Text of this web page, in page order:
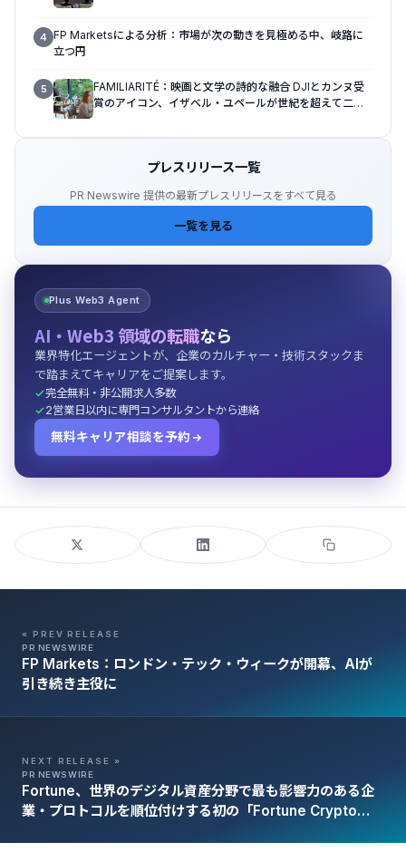
4 FP Marketsによる分析：市場が次の動きを見極める中、岐路に
立つ円
5
FAMILIARITÉ：映画と文学の詩的な融合 DJIとカンヌ受
賞のアイコン、イザベル・ユペールが世紀を超えて二人
影
プレスリリース一覧
PR Newswire 提供の最新プレスリリースをすべて見る
一覧を見る
Plus Web3 Agent
AI・Web3 領域の転職なら
業界特化エージェントが、企業のカルチャー・技術スタックま
で踏まえてキャリアをご提案します。
完全無料・非公開求人多数
2営業日以内に専門コンサルタントから連絡
無料キャリア相談を予約
« PREV RELEASE
PR NEWSWIRE
FP Markets：ロンドン・テック・ウィークが開幕、AIが
引き続き主役に
NEXT RELEASE »
PR NEWSWIRE
Fortune、世界のデジタル資産分野で最も影響力のある企
業・プロトコルを順位付けする初の「Fortune Crypto